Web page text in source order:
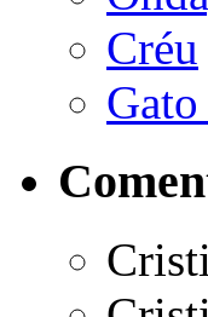
Créu